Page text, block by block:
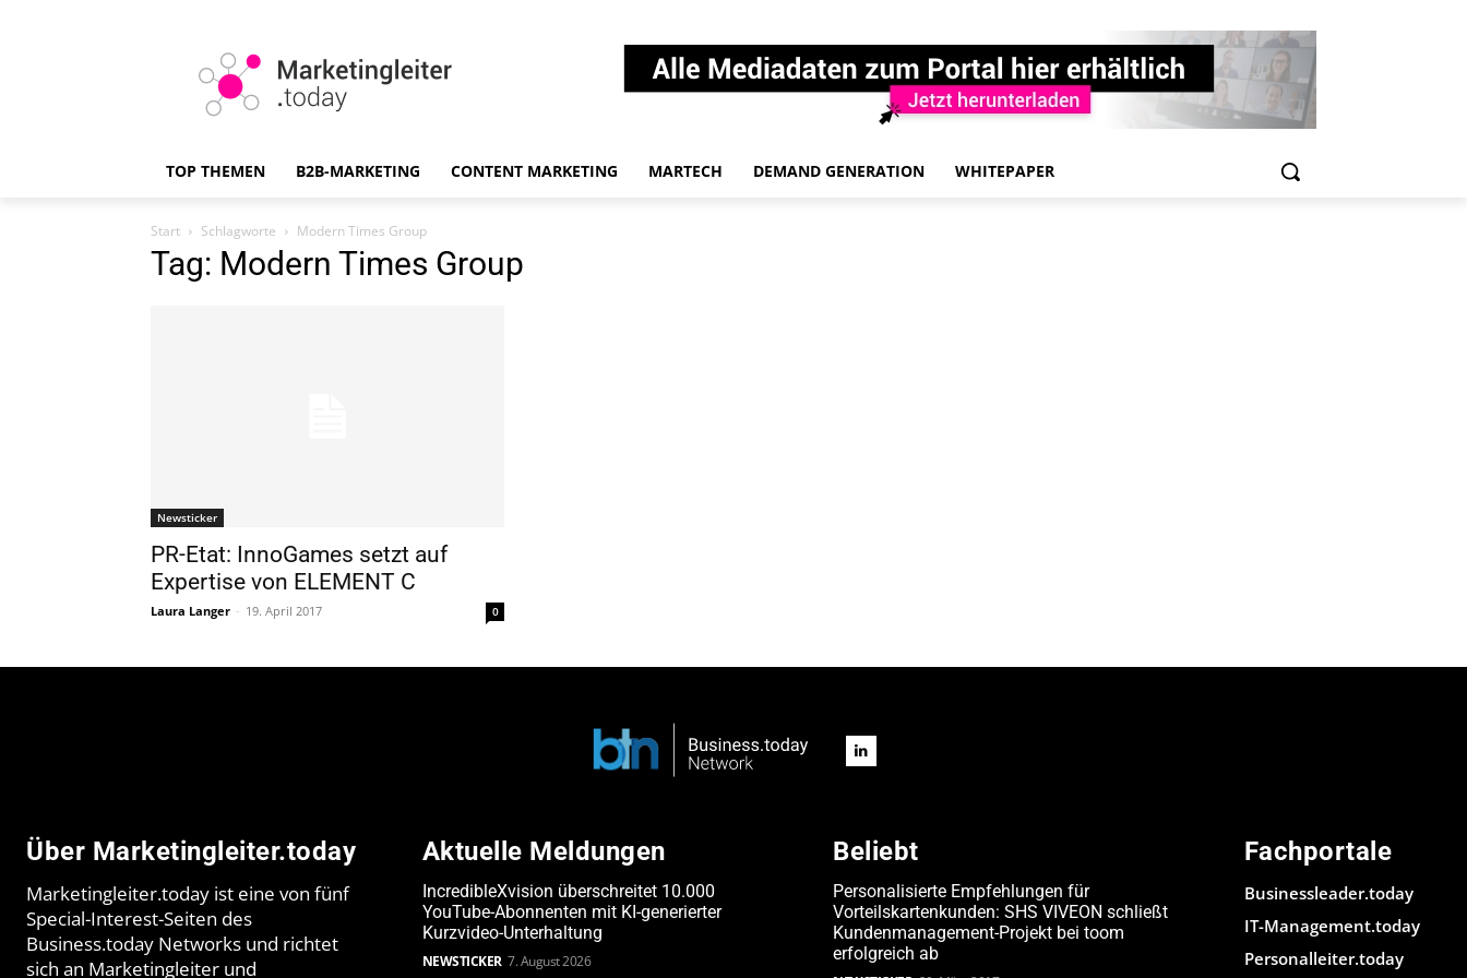
TOP THEMEN B2B-MARKETING CONTENT MARKETING MARTECH DEMAND GENERATION WHITEPAPER
Start Schlagworte Modern Times Group
Tag: Modern Times Group
Newsticker
PR-Etat: InnoGames setzt auf
Expertise von ELEMENT C
Laura Langer - 19. April 2017 0
Über Marketingleiter.today
Marketingleiter.today ist eine von fünf
Special-Interest-Seiten des
Business.today Networks und richtet
sich an Marketingleiter und
Aktuelle Meldungen
IncredibleXvision überschreitet 10.000
YouTube-Abonnenten mit KI-generierter
Kurzvideo-Unterhaltung
NEWSTICKER 7. August 2026
Beliebt
Personalisierte Empfehlungen für
Vorteilskartenkunden: SHS VIVEON schließt
Kundenmanagement-Projekt bei toom
erfolgreich ab
Fachportale
Businessleader.today
IT-Management.today
Personalleiter.today